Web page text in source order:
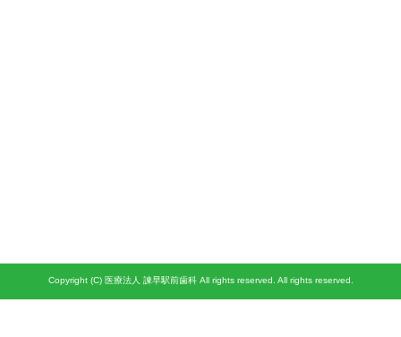
Copyright (C) 医療法人 諫早駅前歯科 All rights reserved. All rights reserved.